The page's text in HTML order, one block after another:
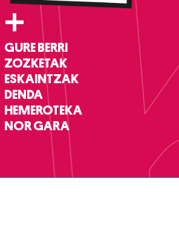
+
GURE BERRI
ZOZKETAK
ESKAINTZAK
DENDA
HEMEROTEKA
NOR GARA